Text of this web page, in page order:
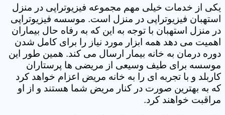
یکی از خدمات خیلی مهم مجموعه فیزیوتراپی در منزل
استهبان فیزیوتراپی در منزل است. موسسه فیزیوتراپی
در منزل استهبان با توجه به این که به رفاه حال بیماران
اهمیت می دهد همه ابزار مورد نیاز را برای کامل شدن
دوره درمان به خانه بیمار ارسال می کند. همین طور این
موسسه برای طیف وسیعی از مریضی ها پرستاران
کاربلد و با تجربه ای را به خانه مریض اعزام خواهد کرد
که به بهترین صورت در کنار مریض شما هستند و از او
مراقبت خواهند کرد.